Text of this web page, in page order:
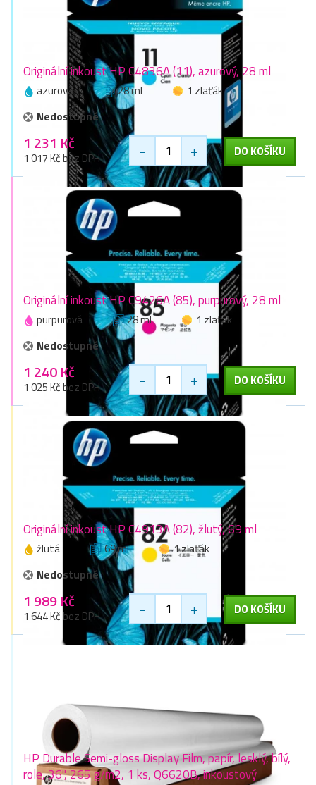
Originální inkoust HP C4836A (11), azurový, 28 ml
azurová 28 ml
1 zlaťák
Nedostupné
1 231 Kč
1 017 Kč bez DPH - + DO KOŠÍKU
Originální inkoust HP C9426A (85), purpurový, 28 ml
purpurová 28 ml
1 zlaťák
Nedostupné
1 240 Kč
1 025 Kč bez DPH - + DO KOŠÍKU
Originální inkoust HP C4913A (82), žlutý, 69 ml
žlutá 69 ml
1 zlaťák
Nedostupné
1 989 Kč
1 644 Kč bez DPH - + DO KOŠÍKU
HP Durable Semi-gloss Display Film, papír, lesklý, bílý,
role, 36", 265 g/m2, 1 ks, Q6620B, inkoustový